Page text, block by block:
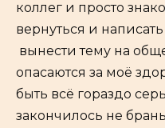
коллег и просто
вернуться и
вынести тему на
опасаются за моё
быть всё гораздо
закончилось не